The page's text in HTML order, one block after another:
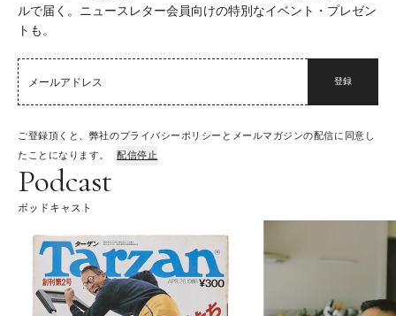
ルで届く。ニュースレター会員向けの特別なイベント・プレゼン
トも。
登録
ご登録頂くと、弊社のプライバシーポリシーとメールマガジンの配信に同意し
たことになります。
配信停止
Podcast
ポッドキャスト